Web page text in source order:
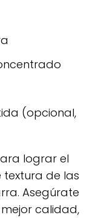
(opcional,
lograr el
de las
Asegúrate
calidad,